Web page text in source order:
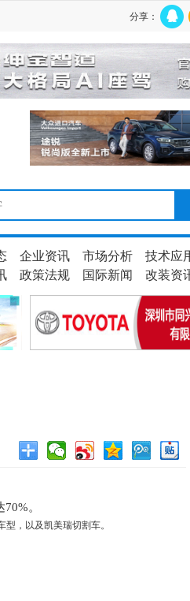
分享：
企业资讯 市场分析
技术应
政策法规 国际新闻 改装资
。
，以及凯美瑞切割车。